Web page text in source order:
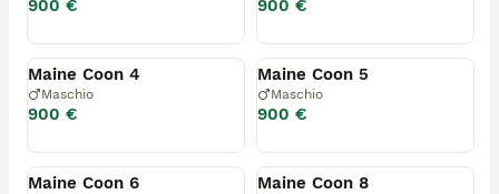
900 € 900 €
Riservato
Maine Coon 4
Maschio
900 €
Riservato
Maine Coon 5
Maschio
900 €
Riservato
Maine Coon 6
Riservato
Maine Coon 8